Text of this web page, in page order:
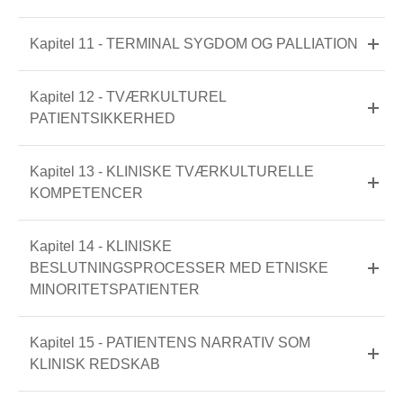
Kapitel 11 - TERMINAL SYGDOM OG PALLIATION
Kapitel 12 - TVÆRKULTUREL
PATIENTSIKKERHED
Kapitel 13 - KLINISKE TVÆRKULTURELLE
KOMPETENCER
Kapitel 14 - KLINISKE
BESLUTNINGSPROCESSER MED ETNISKE
MINORITETSPATIENTER
Kapitel 15 - PATIENTENS NARRATIV SOM
KLINISK REDSKAB